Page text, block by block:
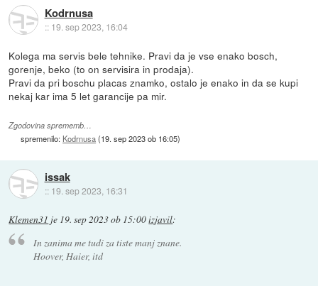
Kodrnusa
:: 19. sep 2023, 16:04
Kolega ma servis bele tehnike. Pravi da je vse enako bosch,
gorenje, beko (to on servisira in prodaja).
Pravi da pri boschu placas znamko, ostalo je enako in da se kupi
nekaj kar ima 5 let garancije pa mir.
Zgodovina sprememb…
spremenilo: Kodrnusa(19. sep 2023 ob 16:05)
issak
:: 19. sep 2023, 16:31
Klemen31 je 19. sep 2023 ob 15:00izjavil:
In zanima me tudi za tiste manj znane.
Hoover, Haier, itd